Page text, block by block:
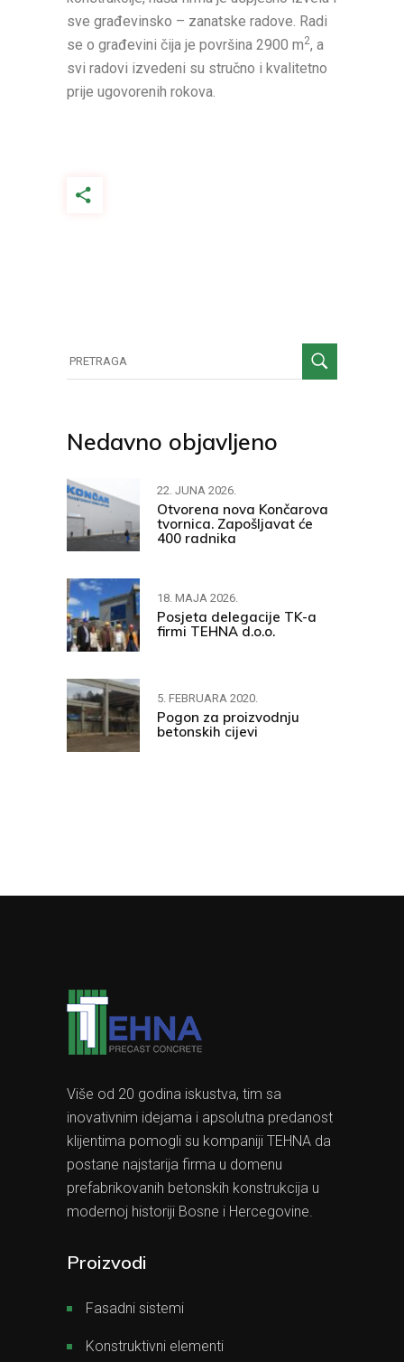
sve građevinsko – zanatske radove. Radi
se o građevini čija je površina 2900 m2, a
svi radovi izvedeni su stručno i kvalitetno
prije ugovorenih rokova.
Nedavno objavljeno
22. JUNA 2026.
Otvorena nova Končarova
tvornica. Zapošljavat će
400 radnika
18. MAJA 2026.
Posjeta delegacije TK-a
firmi TEHNA d.o.o.
5. FEBRUARA 2020.
Pogon za proizvodnju
betonskih cijevi
Više od 20 godina iskustva, tim sa
inovativnim idejama i apsolutna predanost
klijentima pomogli su kompaniji TEHNA da
postane najstarija firma u domenu
prefabrikovanih betonskih konstrukcija u
modernoj historiji Bosne i Hercegovine.
Proizvodi
Fasadni sistemi
Konstruktivni elementi